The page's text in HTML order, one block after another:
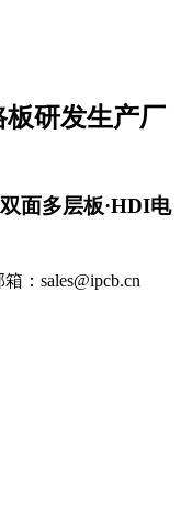
板研发生产厂
面多层板·HDI电
箱：sales@ipcb.cn